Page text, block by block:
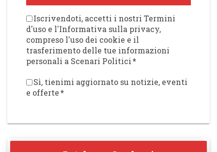
Iscrivendoti, accetti i nostri Termini
d'uso e l'Informativa sulla privacy,
compreso l'uso dei cookie e il
trasferimento delle tue informazioni
personali a Scenari Politici*
Sì, tienimi aggiornato su notizie, eventi
e offerte*